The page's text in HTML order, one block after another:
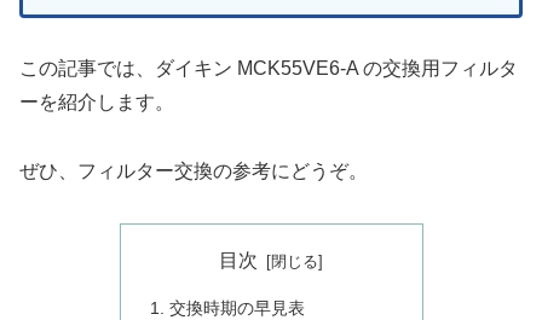
この記事では、ダイキン MCK55VE6-A の交換用フィルタ
ーを紹介します。
ぜひ、フィルター交換の参考にどうぞ。
目次
交換時期の早見表